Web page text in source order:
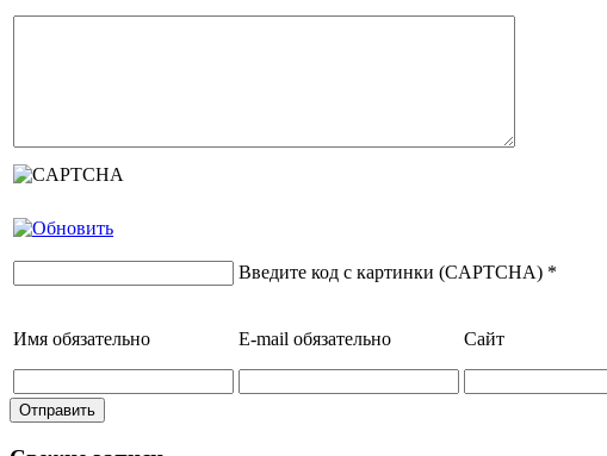
Введите код с картинки (CAPTCHA) *
Имя обязательно E-mail обязательно Сайт